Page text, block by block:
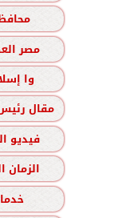
مصر
وا
مقال رئيس
فيديو
الزمان